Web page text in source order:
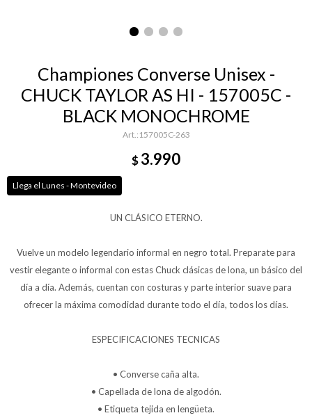
Championes Converse Unisex -
CHUCK TAYLOR AS HI - 157005C -
BLACK MONOCHROME
157005C-263
$3.990
Llega el Lunes - Montevideo
UN CLÁSICO ETERNO.
Vuelve un modelo legendario informal en negro total. Preparate para
vestir elegante o informal con estas Chuck clásicas de lona, un básico del
día a día. Además, cuentan con costuras y parte interior suave para
ofrecer la máxima comodidad durante todo el día, todos los días.
ESPECIFICACIONES TECNICAS
• Converse caña alta.
• Capellada de lona de algodón.
• Etiqueta tejida en lengüeta.